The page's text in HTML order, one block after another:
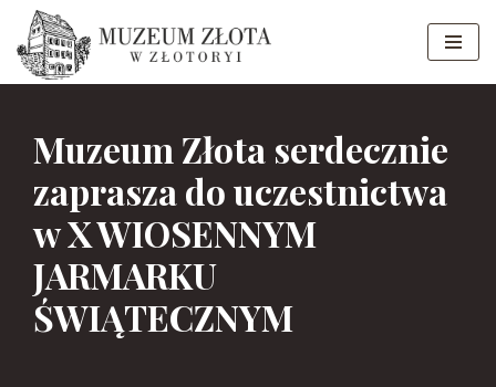
Przejdź
do
Muzeum Złota serdecznie
zaprasza do uczestnictwa
w X WIOSENNYM
JARMARKU
ŚWIĄTECZNYM